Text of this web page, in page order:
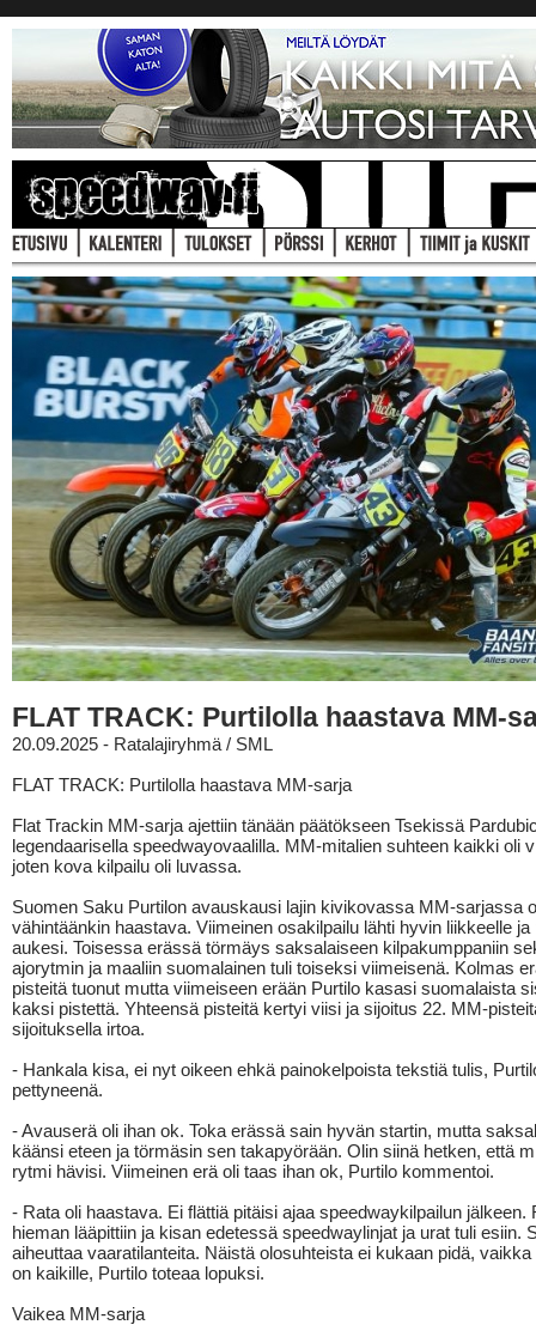
FLAT TRACK: Purtilolla haastava MM-
20.09.2025 - Ratalajiryhmä / SML
FLAT TRACK: Purtilolla haastava MM-sarja
Flat Trackin MM-sarja ajettiin tänään päätökseen Tsekissä
legendaarisella speedwayovaalilla. MM-mitalien suhteen kaikki oli
joten kova kilpailu oli luvassa.
Suomen Saku Purtilon avauskausi lajin kivikovassa MM-sarjassa
vähintäänkin haastava. Viimeinen osakilpailu lähti hyvin liikkeelle ja
aukesi. Toisessa erässä törmäys saksalaiseen kilpakumppaniin
ajorytmin ja maaliin suomalainen tuli toiseksi viimeisenä. Kolmas
pisteitä tuonut mutta viimeiseen erään Purtilo kasasi suomalaista
kaksi pistettä. Yhteensä pisteitä kertyi viisi ja sijoitus 22. MM-
sijoituksella irtoa.
- Hankala kisa, ei nyt oikeen ehkä painokelpoista tekstiä tulis,
pettyneenä.
- Avauserä oli ihan ok. Toka erässä sain hyvän startin, mutta
käänsi eteen ja törmäsin sen takapyörään. Olin siinä hetken, että
rytmi hävisi. Viimeinen erä oli taas ihan ok, Purtilo kommentoi.
- Rata oli haastava. Ei flättiä pitäisi ajaa speedwaykilpailun jälkeen.
hieman lääpittiin ja kisan edetessä speedwaylinjat ja urat tuli esiin.
aiheuttaa vaaratilanteita. Näistä olosuhteista ei kukaan pidä,
on kaikille, Purtilo toteaa lopuksi.
Vaikea MM-sarja